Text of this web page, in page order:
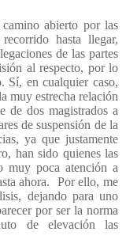
abierto por las
hasta llegar,
de las partes
al respecto, por lo
Sí, en cualquier caso,
muy estrecha relación
de dos magistrados a
de suspensión de la
ya que justamente
han sido quienes las
muy poca atención a
ahora.
Por ello, me
dejando para uno
por ser la norma
de elevación las